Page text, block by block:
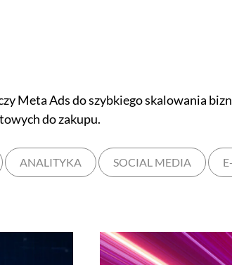
Meta Ads do szybkiego skalowania
do zakupu.
ANALITYKA SOCIAL MEDIA